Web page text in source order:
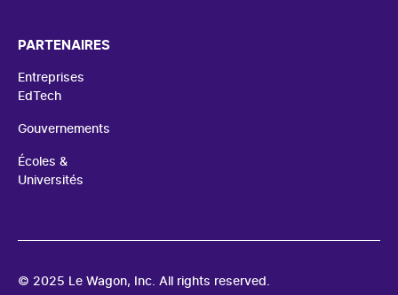
PARTENAIRES
Entreprises
EdTech
Gouvernements
Écoles &
Universités
© 2025 Le Wagon, Inc. All rights reserved.